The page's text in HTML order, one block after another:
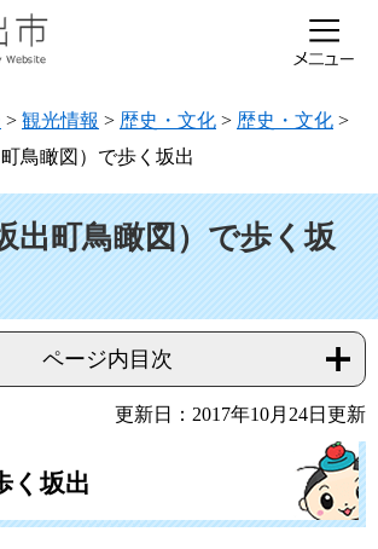
本文へ
> 観光情報 > 歴史・文化 > 歴史・文化 >
鳥瞰図）で歩く坂出
出町鳥瞰図）で歩く坂
ページ内目次
更新日：2017年10月24日更新
く坂出